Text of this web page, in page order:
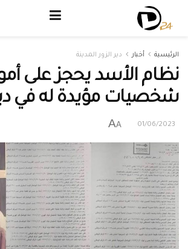
الرئيسية أخبار دير الزور المدينة
نظام الأسد يحجز على
شخصيات مؤيدة له في
01/06/2023
A
A